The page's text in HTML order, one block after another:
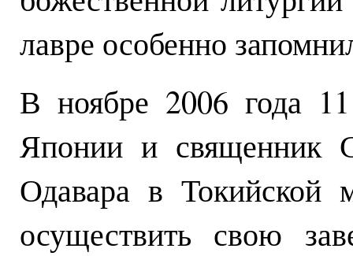
лавре особенно
В ноябре 2006 года
Японии и священник
Одавара в Токийской
осуществить свою